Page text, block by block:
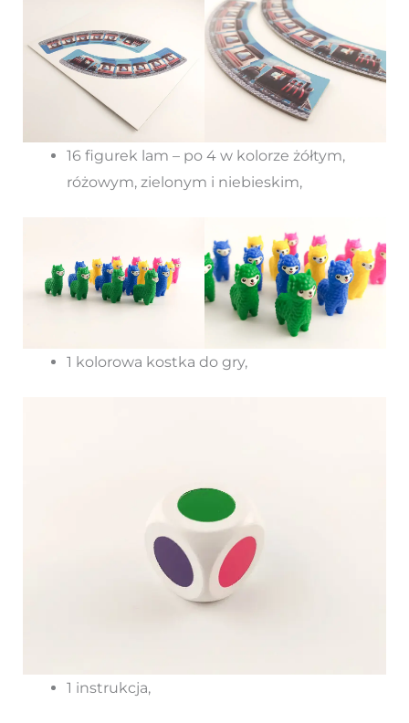
16 figurek lam – po 4 w kolorze żółtym,
różowym, zielonym i niebieskim,
1 kolorowa kostka do gry,
1 instrukcja,